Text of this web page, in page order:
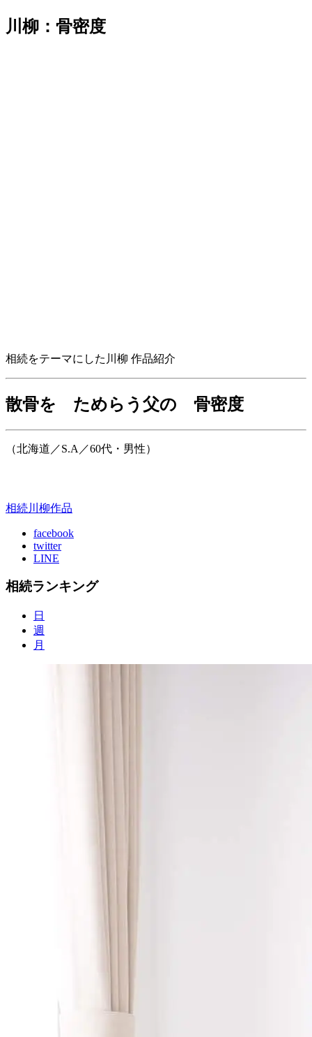
川柳：骨密度
相続をテーマにした川柳 作品紹介
散骨を ためらう父の 骨密度
（北海道／S.A／60代・男性）
相続川柳作品
facebook
twitter
LINE
相続ランキング
日
週
月